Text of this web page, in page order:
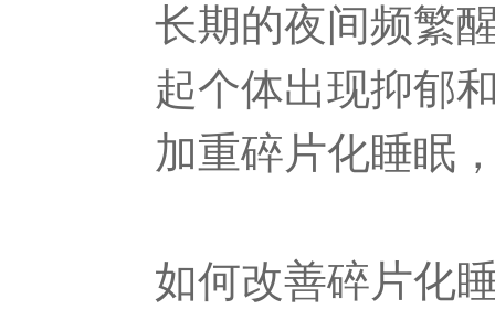
长期的夜间频繁
起个体出现抑郁
加重碎片化睡眠
如何改善碎片化